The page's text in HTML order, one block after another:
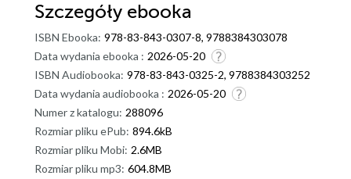
Szczegóły ebooka
ISBN Ebooka: 978-83-843-0307-8, 9788384303078
Data wydania ebooka : 2026-05-20
ISBN Audiobooka: 978-83-843-0325-2, 9788384303252
Data wydania audiobooka : 2026-05-20
Numer z katalogu: 288096
Rozmiar pliku ePub: 894.6kB
Rozmiar pliku Mobi: 2.6MB
Rozmiar pliku mp3: 604.8MB